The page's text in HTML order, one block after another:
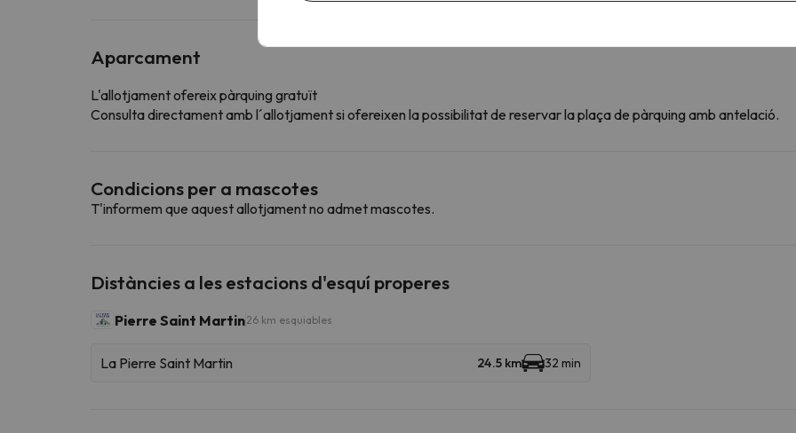
Aparcament
L'allotjament ofereix pàrquing gratuït
Consulta directament amb l´allotjament si ofereixen la possibilitat de reservar la plaça de pàrquing amb antelació.
Condicions per a mascotes
T'informem que aquest allotjament no admet mascotes.
Distàncies a les estacions d'esquí properes
Pierre Saint Martin26 km esquiables
La Pierre Saint Martin 24.5 km 32 min